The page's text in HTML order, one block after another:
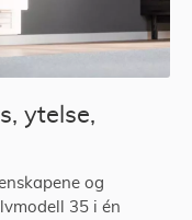
ytelse,
og
35 i én